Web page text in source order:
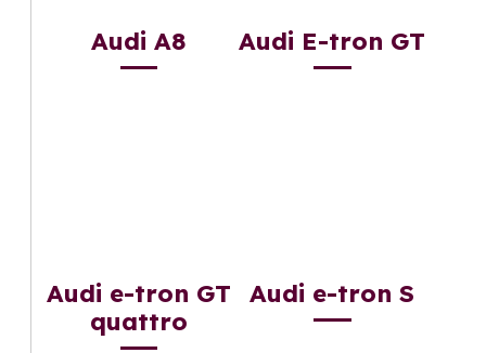
Audi A8 Audi E-tron GT
Audi e-tron GT
quattro
Audi e-tron S